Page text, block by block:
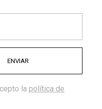
CORDONES PLANOS -
la política de